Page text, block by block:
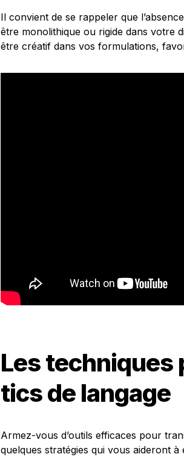
Il convient de se rappeler que
être monolithique ou rigide dans votre
être créatif dans vos formulations,
Les techniques
tics de langage
Armez-vous d’outils efficaces pour
quelques stratégies qui vous aideront à